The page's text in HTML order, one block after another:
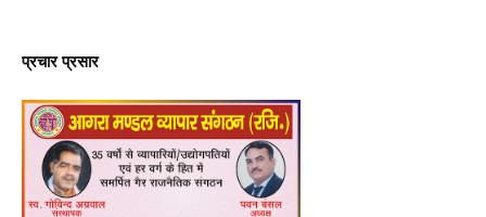
प्रचार प्रसार